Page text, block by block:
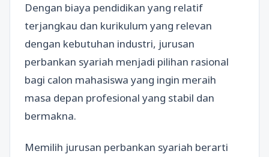
Dengan biaya pendidikan yang relatif
terjangkau dan kurikulum yang relevan
dengan kebutuhan industri, jurusan
perbankan syariah menjadi pilihan rasional
bagi calon mahasiswa yang ingin meraih
masa depan profesional yang stabil dan
bermakna.
Memilih jurusan perbankan syariah berarti